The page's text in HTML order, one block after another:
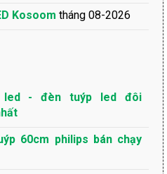
Kosoom tháng 08-2026
led - đèn tuýp led đôi
60cm philips bán chạy